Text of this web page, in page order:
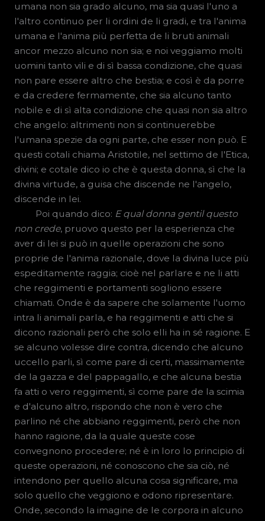
umana non sia grado alcuno, ma sia quasi l'uno a
l'altro continuo per li ordini de li gradi, e tra l'anima
umana e l'anima più perfetta de li bruti animali
ancor mezzo alcuno non sia; e noi veggiamo molti
uomini tanto vili e di sì bassa condizione, che quasi
non pare essere altro che bestia; e così è da porre
e da credere fermamente, che sia alcuno tanto
nobile e di sì alta condizione che quasi non sia altro
che angelo: altrimenti non si continuerebbe
l'umana spezie da ogni parte, che esser non può. E
questi cotali chiama Aristotile, nel settimo de l'Etica,
divini; e cotale dico io che è questa donna, sì che la
divina virtude, a guisa che discende ne l'angelo,
discende in lei.
Poi quando dico: E qual donna gentil questo
non crede, pruovo questo per la esperienza che
aver di lei si può in quelle operazioni che sono
proprie de l'anima razionale, dove la divina luce più
espeditamente raggia; cioè nel parlare e ne li atti
che reggimenti e portamenti sogliono essere
chiamati. Onde è da sapere che solamente l'uomo
intra li animali parla, e ha reggimenti e atti che si
dicono razionali però che solo elli ha in sé ragione. E
se alcuno volesse dire contra, dicendo che alcuno
uccello parli, sì come pare di certi, massimamente
de la gazza e del pappagallo, e che alcuna bestia
fa atti o vero reggimenti, sì come pare de la scimia
e d'alcuno altro, rispondo che non è vero che
parlino né che abbiano reggimenti, però che non
hanno ragione, da la quale queste cose
convegnono procedere; né è in loro lo principio di
queste operazioni, né conoscono che sia ciò, né
intendono per quello alcuna cosa significare, ma
solo quello che veggiono e odono ripresentare.
Onde, secondo la imagine de le corpora in alcuno